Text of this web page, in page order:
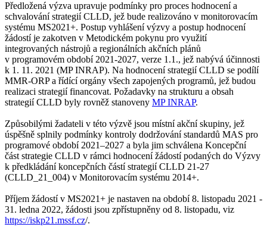
Předložená výzva upravuje podmínky pro proces hodnocení a
schvalování strategií CLLD, jež bude realizováno v monitorovacím
systému MS2021+. Postup vyhlášení výzvy a postup hodnocení
žádostí je zakotven v Metodickém pokynu pro využití
integrovaných nástrojů a regionálních akčních plánů
v programovém období 2021-2027, verze 1.1., jež nabývá účinnosti
k 1. 11. 2021 (MP INRAP). Na hodnocení strategií CLLD se podílí
MMR-ORP a řídící orgány všech zapojených programů, jež budou
realizaci strategií financovat. Požadavky na strukturu a obsah
strategií CLLD byly rovněž stanoveny MP INRAP.
Způsobilými žadateli v této výzvě jsou místní akční skupiny, jež
úspěšně splnily podmínky kontroly dodržování standardů MAS pro
programové období 2021–2027 a byla jim schválena Koncepční
část strategie CLLD v rámci hodnocení žádostí podaných do Výzvy
k předkládání koncepčních částí strategií CLLD 21-27
(CLLD_21_004) v Monitorovacím systému 2014+.
Příjem žádostí v MS2021+ je nastaven na období 8. listopadu 2021 -
31. ledna 2022, žádosti jsou zpřístupněny od 8. listopadu, viz
https://iskp21.mssf.cz/.